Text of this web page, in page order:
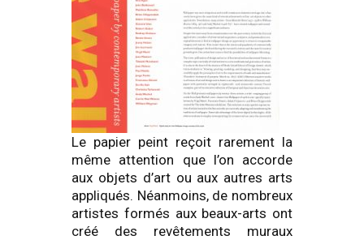
Le papier peint reçoit rarement la
même attention que l’on accorde
aux objets d’art ou aux autres arts
appliqués. Néanmoins, de nombreux
artistes formés aux beaux-arts ont
créé des revêtements muraux